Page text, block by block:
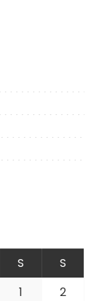
S
S
1
2